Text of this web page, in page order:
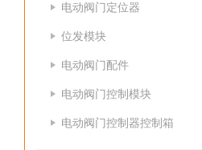
电动阀门定位器
位发模块
电动阀门配件
电动阀门控制模块
电动阀门控制器控制箱